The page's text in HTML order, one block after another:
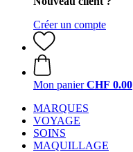
Créer un compte
Mon panier CHF 0.00
MARQUES
VOYAGE
SOINS
MAQUILLAGE